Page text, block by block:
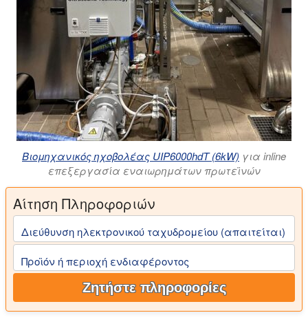
Βιομηχανικός ηχοβολέας UIP6000hdT (6kW) για inline
επεξεργασία εναιωρημάτων πρωτεϊνών
Αίτηση Πληροφοριών
Διεύθυνση ηλεκτρονικού ταχυδρομείου (απαιτείται)
Προϊόν ή περιοχή ενδιαφέροντος
Ζητήστε πληροφορίες